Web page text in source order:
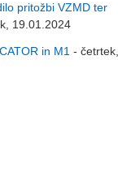
pritožbi VZMD ter
19.01.2024
in M1 - četrtek,